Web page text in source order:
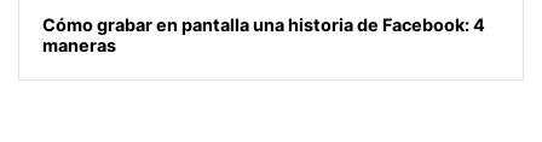
Cómo grabar en pantalla una historia de Facebook: 4
maneras